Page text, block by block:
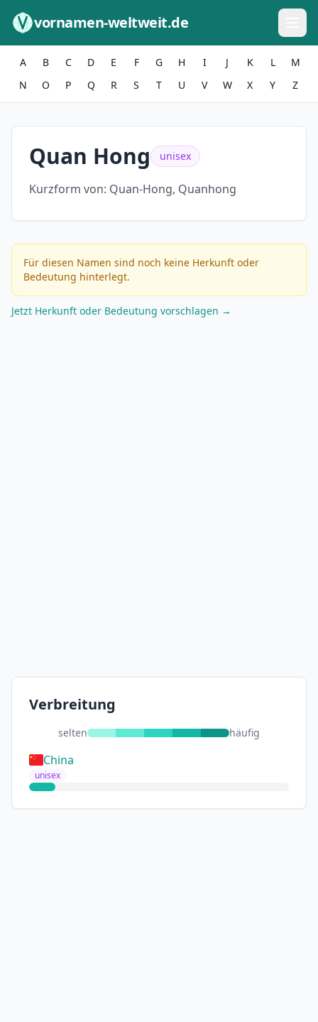
vornamen-weltweit.de
A B C D E F G H I J K L
M
N
O P Q R S T U V W X Y Z
Quan Hong unisex
Kurzform von: Quan-Hong, Quanhong
Für diesen Namen sind noch keine Herkunft oder
Bedeutung hinterlegt.
Jetzt Herkunft oder Bedeutung vorschlagen →
Verbreitung
selten häufig
China
unisex